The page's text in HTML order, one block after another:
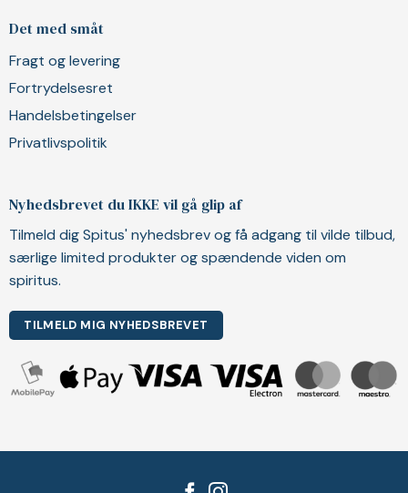
Det med småt
Fragt og levering
Fortrydelsesret
Handelsbetingelser
Privatlivspolitik
Nyhedsbrevet du IKKE vil gå glip af
Tilmeld dig Spitus' nyhedsbrev og få adgang til vilde tilbud,
særlige limited produkter og spændende viden om
spiritus.
TILMELD MIG NYHEDSBREVET